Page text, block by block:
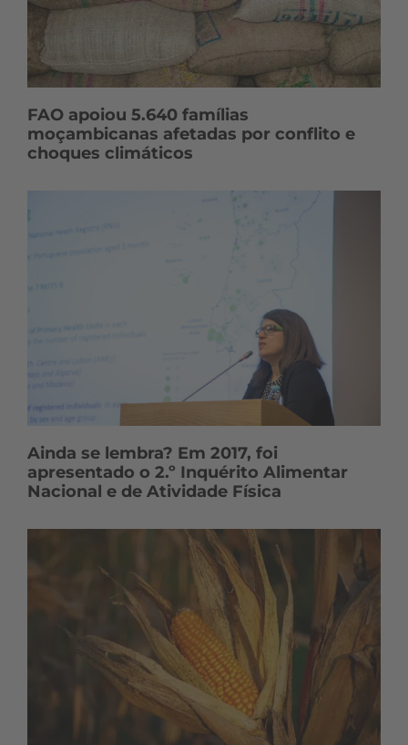
FAO apoiou 5.640 famílias
moçambicanas afetadas por conflito e
choques climáticos
Ainda se lembra? Em 2017, foi
apresentado o 2.º Inquérito Alimentar
Nacional e de Atividade Física